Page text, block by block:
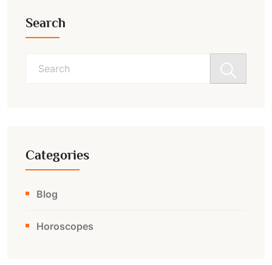
Search
Categories
Blog
Horoscopes